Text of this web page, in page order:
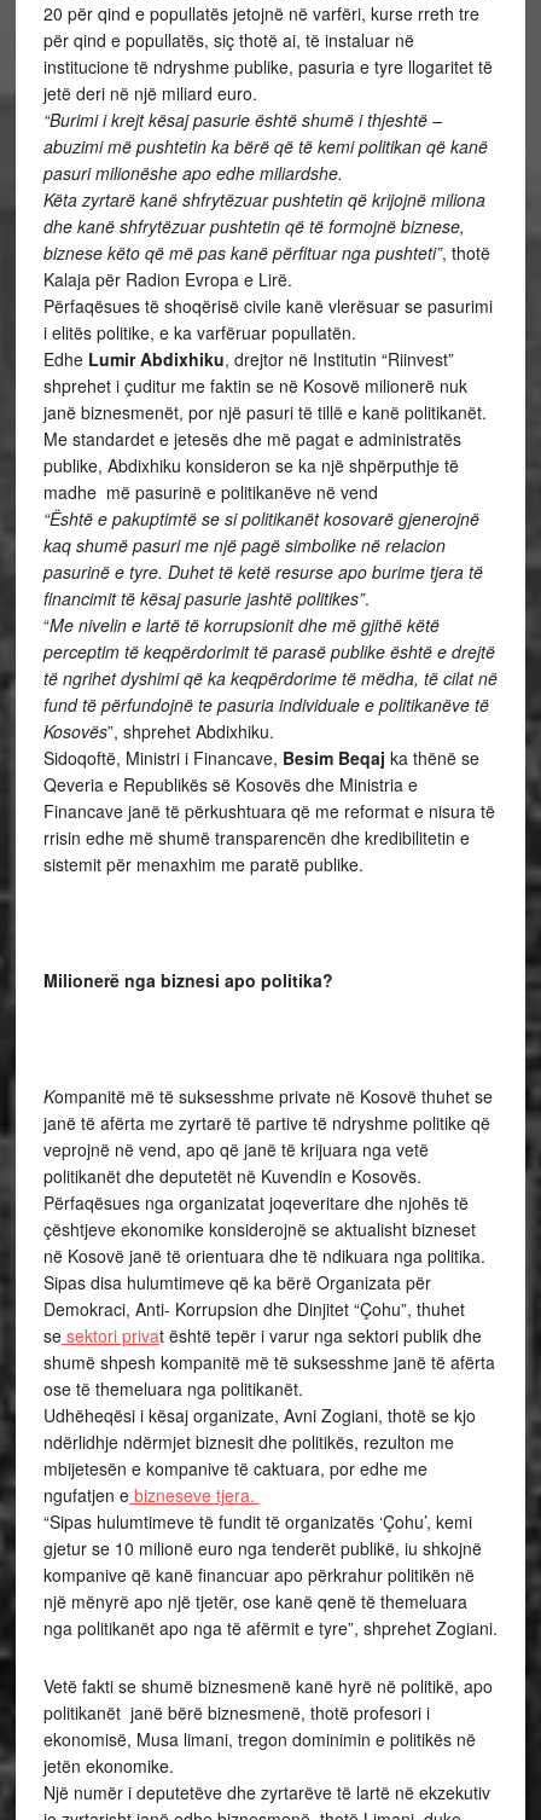
20 për qind e popullatës jetojnë në varfëri, kurse rreth tre
për qind e popullatës, siç thotë ai, të instaluar në
institucione të ndryshme publike, pasuria e tyre llogaritet të
jetë deri në një miliard euro.
“Burimi i krejt kësaj pasurie është shumë i thjeshtë –
abuzimi më pushtetin ka bërë që të kemi politikan që kanë
pasuri milionëshe apo edhe miliardshe.
Këta zyrtarë kanë shfrytëzuar pushtetin që krijojnë miliona
dhe kanë shfrytëzuar pushtetin që të formojnë biznese,
biznese këto që më pas kanë përfituar nga pushteti”, thotë
Kalaja për Radion Evropa e Lirë.
Përfaqësues të shoqërisë civile kanë vlerësuar se pasurimi
i elitës politike, e ka varfëruar popullatën.
Edhe Lumir Abdixhiku, drejtor në Institutin “Riinvest”
shprehet i çuditur me faktin se në Kosovë milionerë nuk
janë biznesmenët, por një pasuri të tillë e kanë politikanët.
Me standardet e jetesës dhe më pagat e administratës
publike, Abdixhiku konsideron se ka një shpërputhje të
madhe më pasurinë e politikanëve në vend
“Është e pakuptimtë se si politikanët kosovarë gjenerojnë
kaq shumë pasuri me një pagë simbolike në relacion
pasurinë e tyre. Duhet të ketë resurse apo burime tjera të
financimit të kësaj pasurie jashtë politikes”.
“Me nivelin e lartë të korrupsionit dhe më gjithë këtë
perceptim të keqpërdorimit të parasë publike është e drejtë
të ngrihet dyshimi që ka keqpërdorime të mëdha, të cilat në
fund të përfundojnë te pasuria individuale e politikanëve të
Kosovës”, shprehet Abdixhiku.
Sidoqoftë, Ministri i Financave, Besim Beqaj ka thënë se
Qeveria e Republikës së Kosovës dhe Ministria e
Financave janë të përkushtuara që me reformat e nisura të
rrisin edhe më shumë transparencën dhe kredibilitetin e
sistemit për menaxhim me paratë publike.
Milionerë nga biznesi apo politika?
Kompanitë më të suksesshme private në Kosovë thuhet se
janë të afërta me zyrtarë të partive të ndryshme politike që
veprojnë në vend, apo që janë të krijuara nga vetë
politikanët dhe deputetët në Kuvendin e Kosovës.
Përfaqësues nga organizatat joqeveritare dhe njohës të
çështjeve ekonomike konsiderojnë se aktualisht bizneset
në Kosovë janë të orientuara dhe të ndikuara nga politika.
Sipas disa hulumtimeve që ka bërë Organizata për
Demokraci, Anti- Korrupsion dhe Dinjitet “Çohu”, thuhet
sesektori privat është tepër i varur nga sektori publik dhe
shumë shpesh kompanitë më të suksesshme janë të afërta
ose të themeluara nga politikanët.
Udhëheqësi i kësaj organizate, Avni Zogiani, thotë se kjo
ndërlidhje ndërmjet biznesit dhe politikës, rezulton me
mbijetesën e kompanive të caktuara, por edhe me
ngufatjen ebizneseve tjera.
“Sipas hulumtimeve të fundit të organizatës ‘Çohu’, kemi
gjetur se 10 milionë euro nga tenderët publikë, iu shkojnë
kompanive që kanë financuar apo përkrahur politikën në
një mënyrë apo një tjetër, ose kanë qenë të themeluara
nga politikanët apo nga të afërmit e tyre”, shprehet Zogiani.
Vetë fakti se shumë biznesmenë kanë hyrë në politikë, apo
politikanët janë bërë biznesmenë, thotë profesori i
ekonomisë, Musa limani, tregon dominimin e politikës në
jetën ekonomike.
Një numër i deputetëve dhe zyrtarëve të lartë në ekzekutiv